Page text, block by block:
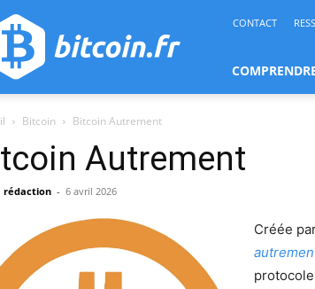
CONTACT
Bitcoin Bitcoin Autrement
Autrement
rédaction - 6 avril 2026
Créée